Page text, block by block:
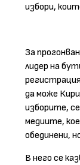
избори,
За
лидер на
да може
изборите,
медиите,
обединени,
В него се